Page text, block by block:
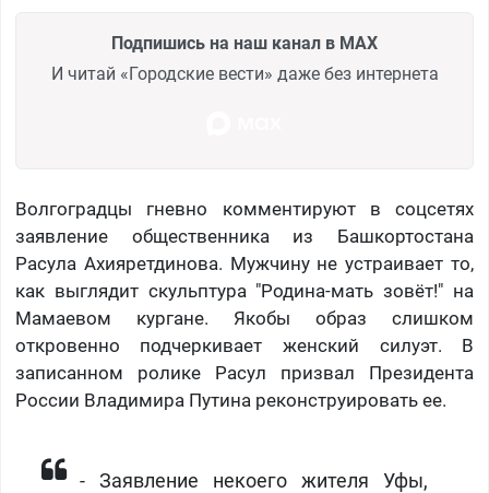
Подпишись на наш канал в MAX
И читай «Городские вести» даже без интернета
Волгоградцы гневно комментируют в соцсетях
заявление общественника из Башкортостана
Расула Ахияретдинова. Мужчину не устраивает то,
как выглядит скульптура "Родина-мать зовёт!" на
Мамаевом кургане. Якобы образ слишком
откровенно подчеркивает женский силуэт. В
записанном ролике Расул призвал Президента
России Владимира Путина реконструировать ее.
​- Заявление некоего жителя Уфы,